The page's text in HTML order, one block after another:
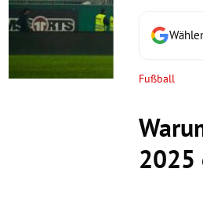
Untermenü
Untermenü
Fußball
2025